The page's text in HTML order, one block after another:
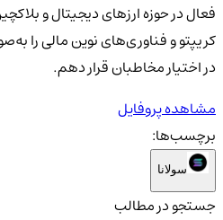
فعال در حوزه ارزهای دیجیتال و
کریپتو و فناوری‌های نوین مالی را
در اختیار مخاطبان قرار دهم.
مشاهده پروفایل
برچسب‌ها:
سولانا
جستجو در مطالب